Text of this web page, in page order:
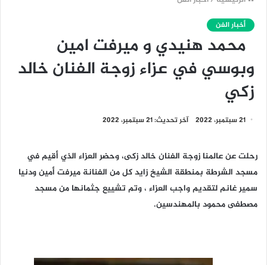
أخبار الفن
محمد هنيدي و ميرفت امين
وبوسي في عزاء زوجة الفنان خالد
زكي
21 سبتمبر، 2022 آخر تحديث: 21 سبتمبر، 2022
رحلت عن عالمنا زوجة الفنان خالد زكى، وحضر العزاء الذي أقيم في
مسجد الشرطة بمنطقة الشيخ زايد كل من الفنانة ميرفت أمين ودنيا
سمير غانم لتقديم واجب العزاء ، وتم تشييع جثمانها من مسجد
مصطفى محمود بالمهندسين.